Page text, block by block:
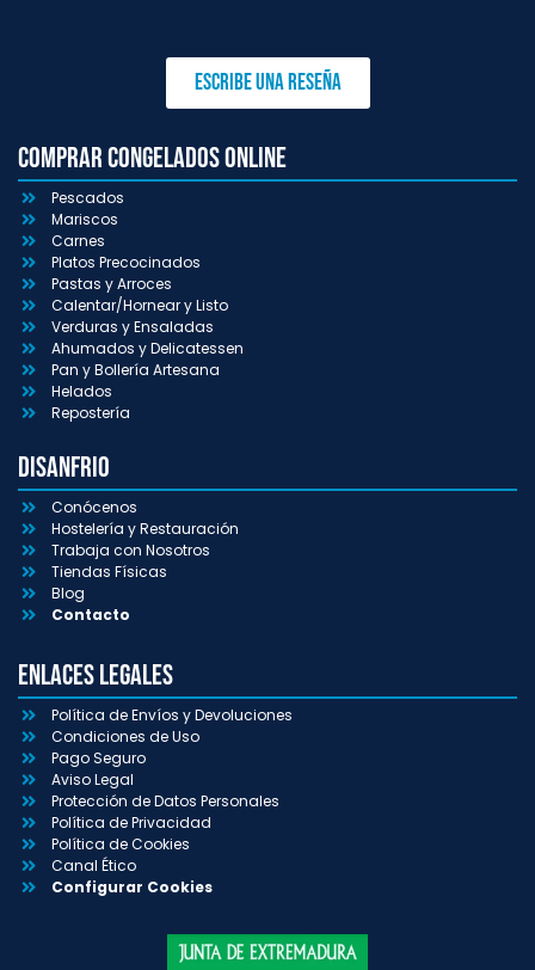
Escribe una reseña
Comprar congelados online
Pescados
Mariscos
Carnes
Platos Precocinados
Pastas y Arroces
Calentar/Hornear y Listo
Verduras y Ensaladas
Ahumados y Delicatessen
Pan y Bollería Artesana
Helados
Repostería
Disanfrio
Conócenos
Hostelería y Restauración
Trabaja con Nosotros
Tiendas Físicas
Blog
Contacto
Enlaces Legales
Política de Envíos y Devoluciones
Condiciones de Uso
Pago Seguro
Aviso Legal
Protección de Datos Personales
Política de Privacidad
Política de Cookies
Canal Ético
Configurar Cookies